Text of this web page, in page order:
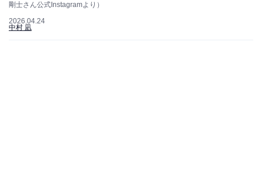
剛士さん公式Instagramより）
2026.04.24
中村 凪